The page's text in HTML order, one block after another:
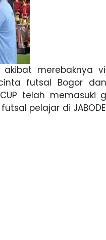
merebaknya
futsal Bogor
CUP telah
pelajar di